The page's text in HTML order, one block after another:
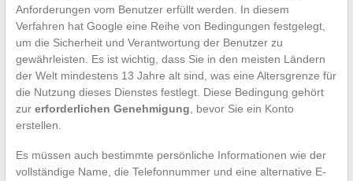
Anforderungen vom Benutzer erfüllt werden. In diesem
Verfahren hat Google eine Reihe von Bedingungen festgelegt,
um die Sicherheit und Verantwortung der Benutzer zu
gewährleisten. Es ist wichtig, dass Sie in den meisten Ländern
der Welt mindestens 13 Jahre alt sind, was eine Altersgrenze für
die Nutzung dieses Dienstes festlegt. Diese Bedingung gehört
zur erforderlichen Genehmigung , bevor Sie ein Konto
erstellen.
Es müssen auch bestimmte persönliche Informationen wie der
vollständige Name, die Telefonnummer und eine alternative E-